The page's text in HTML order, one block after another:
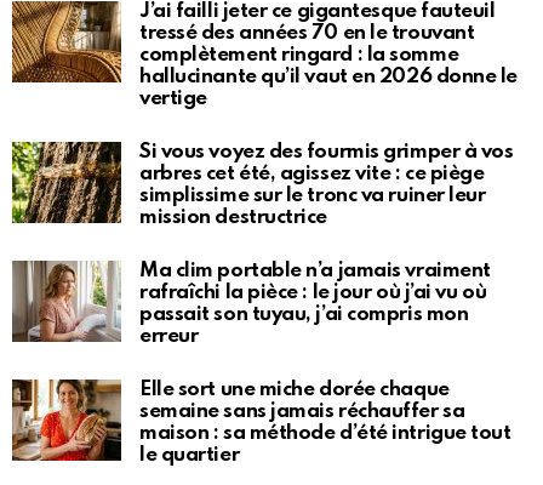
J’ai failli jeter ce gigantesque fauteuil
tressé des années 70 en le trouvant
complètement ringard : la somme
hallucinante qu’il vaut en 2026 donne le
vertige
Si vous voyez des fourmis grimper à vos
arbres cet été, agissez vite : ce piège
simplissime sur le tronc va ruiner leur
mission destructrice
Ma clim portable n’a jamais vraiment
rafraîchi la pièce : le jour où j’ai vu où
passait son tuyau, j’ai compris mon
erreur
Elle sort une miche dorée chaque
semaine sans jamais réchauffer sa
maison : sa méthode d’été intrigue tout
le quartier